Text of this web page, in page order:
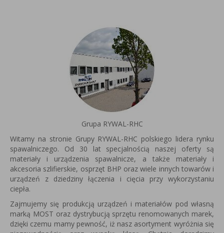
Grupa RYWAL-RHC
Witamy na stronie Grupy RYWAL-RHC polskiego lidera rynku
spawalniczego. Od 30 lat specjalnością naszej oferty są
materiały i urządzenia spawalnicze, a także materiały i
akcesoria szlifierskie, osprzęt BHP oraz wiele innych towarów i
urządzeń z dziedziny łączenia i cięcia przy wykorzystaniu
ciepła.
Zajmujemy się produkcją urządzeń i materiałów pod własną
marką MOST oraz dystrybucją sprzętu renomowanych marek,
dzięki czemu mamy pewność, iż nasz asortyment wyróżnia się